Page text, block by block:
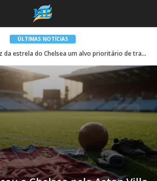
ÚLTIMAS NOTÍCIAS
Atlético de Madrid faz da estrela do Chelsea um alvo prioritário de transferência